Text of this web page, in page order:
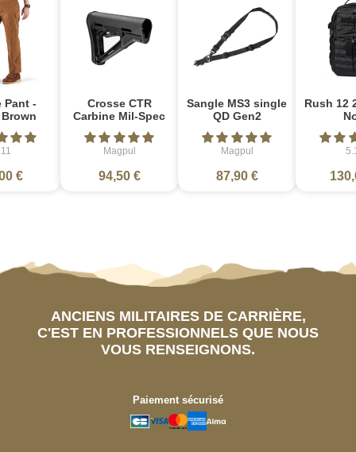
Pant -
€
Crosse CTR
Carbine Mil-Spec
Magpul
94,50 €
Sangle MS3 single
QD Gen2
Magpul
87,90 €
Rush 12
ANCIENS MILITAIRES DE CARRIÈRE,
C'EST EN PROFESSIONNELS QUE NOUS
VOUS RENSEIGNONS.
Paiement sécurisé